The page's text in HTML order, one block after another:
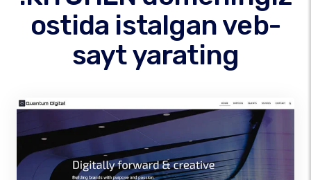
ostida istalgan veb-
sayt yarating